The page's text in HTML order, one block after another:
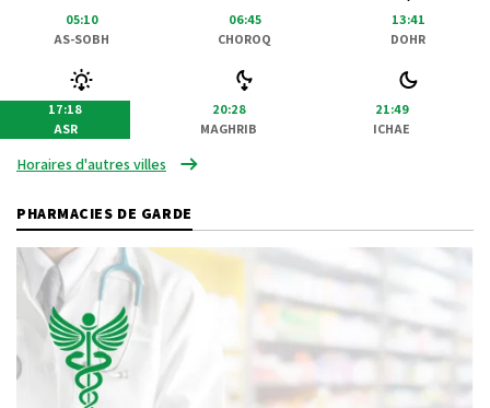
05:10
AS-SOBH
06:45
CHOROQ
13:41
DOHR
17:18
ASR
20:28
MAGHRIB
21:49
ICHAE
Horaires d'autres villes
PHARMACIES DE GARDE